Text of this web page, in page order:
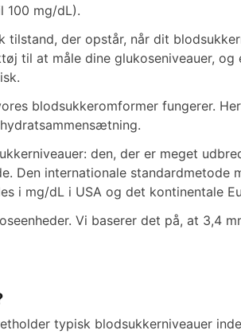
100 mg/dL).
der opstår, når dit
til at måle dine glukoseniveauer, og
blodsukkeromformer fungerer.
den, der er meget
Den internationale standardmetode
i mg/dL i USA og det kontinentale
Vi baserer det på, at 3,4
typisk blodsukkerniveauer